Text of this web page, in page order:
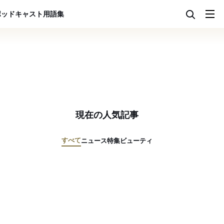
ドキャスト用語集
現在の人気記事
すべてニュース特集ビューティ